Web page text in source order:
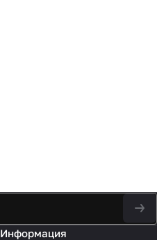
Информация